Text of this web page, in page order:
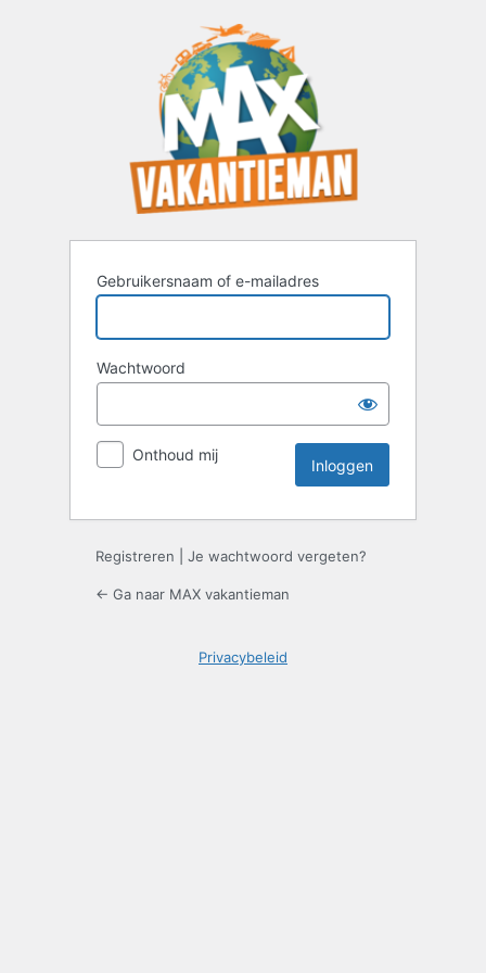
Gebruikersnaam of e-mailadres
Wachtwoord
Onthoud mij
Registreren Je wachtwoord vergeten?
← Ga naar MAX vakantieman
Privacybeleid